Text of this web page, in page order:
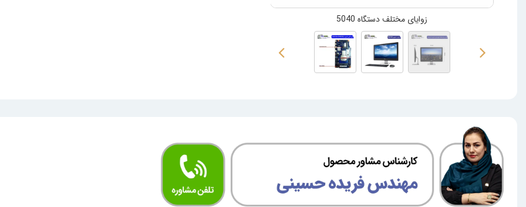
زوایای مختلف دستگاه 5040